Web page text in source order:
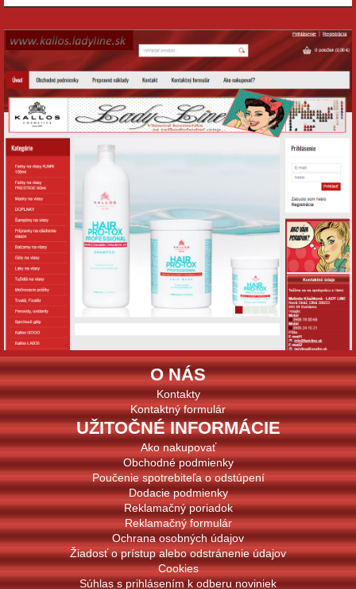
O NÁS
Kontakty
Kontaktný formulár
UŽITOČNÉ INFORMÁCIE
Ako nakupovať
Obchodné podmienky
Poučenie spotrebiteľa o odstúpení
Dodacie podmienky
Reklamačný poriadok
Reklamačný formulár
Ochrana osobných údajov
Žiadosť o prístup alebo odstránenie údajov
Cookies
Súhlas s prihlásením k odberu noviniek